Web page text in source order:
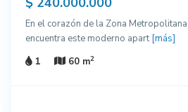
En el corazón de la Zona
encuentra este moderno apart [más]
1
60 m2